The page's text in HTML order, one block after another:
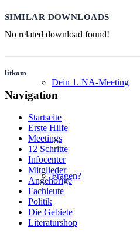
Dein 1. NA-Meeting
Fragen?
SIMILAR DOWNLOADS
No related download found!
litkom
Navigation
Startseite
Erste Hilfe
Meetings
12 Schritte
Infocenter
Mitglieder
Angehörige
Fachleute
Politik
Die Gebiete
Literaturshop